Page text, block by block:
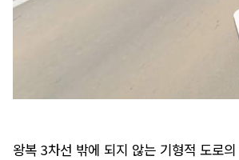
왕복 3차선 밖에 되지 않는 기형적 도로